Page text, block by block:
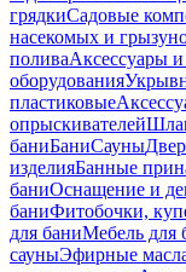
грядкиСадовые
насекомых и
поливаАксессуары
оборудования
пластиковые
опрыскивателей
баниБаниСауны
изделияБанные
баниОснащение и
баниФитобочки,
для баниМебель для
сауныЭфирные